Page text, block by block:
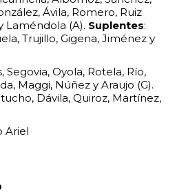
Ávila, Romero, Ruiz
Laméndola (A). Suplentes:
Trujillo, Gigena, Jiménez y
Segovia, Oyola, Rotela, Río,
Maggi, Núñez y Araujo (G).
Dávila, Quiroz, Martínez,
Ariel